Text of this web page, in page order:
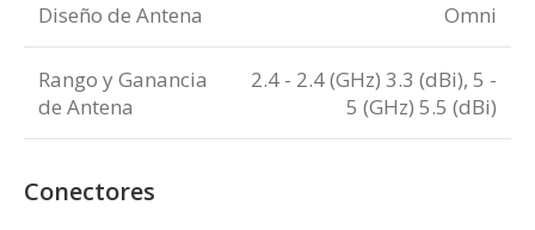
Diseño de Antena Omni
Rango y Ganancia
de Antena
2.4 - 2.4 (GHz) 3.3 (dBi), 5 -
5 (GHz) 5.5 (dBi)
Conectores